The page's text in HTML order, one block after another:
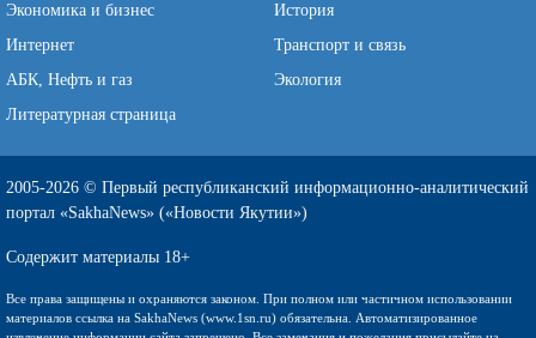
Экономика и бизнес
История
Интернет
Транспорт и связь
АБК, Нефть и газ
Экология
Литературная страница
2005-2026 © Первый республиканский информационно-аналитический
портал «SakhaNews» («Новости Якутии»)
Содержит материалы 18+
Все права защищены и охраняются законом. При полном или частичном использовании
материалов ссылка на SakhaNews (www.1sn.ru) обязательна. Автоматизированное